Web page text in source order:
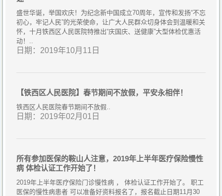
盛世华诞，举国欢庆！为纪念新中国成立70周年，宣传和发扬“不忘
初心，牢记人民”的光荣使命，让广大人民群众切身体会到温暖和关
怀，十月铁西区人民医院特推出“庆国庆、送健康”大型体检优惠活
动！..
日期：2019年10月11日
【铁西区人民医院】春节期间不放假，平安永相伴！
铁西区人民医院春节期间不放假..
日期：2019年02月01日
所有参加医保的鞍山人注意，2019年上半年医疗保险慢性
病 体检认证工作开始了！
2019年上半年医疗保险门诊慢性病 ， 体检认证工作开始了。 职工
医保的慢性病患者 可以准备好资料报名了，报名截止日期11月30